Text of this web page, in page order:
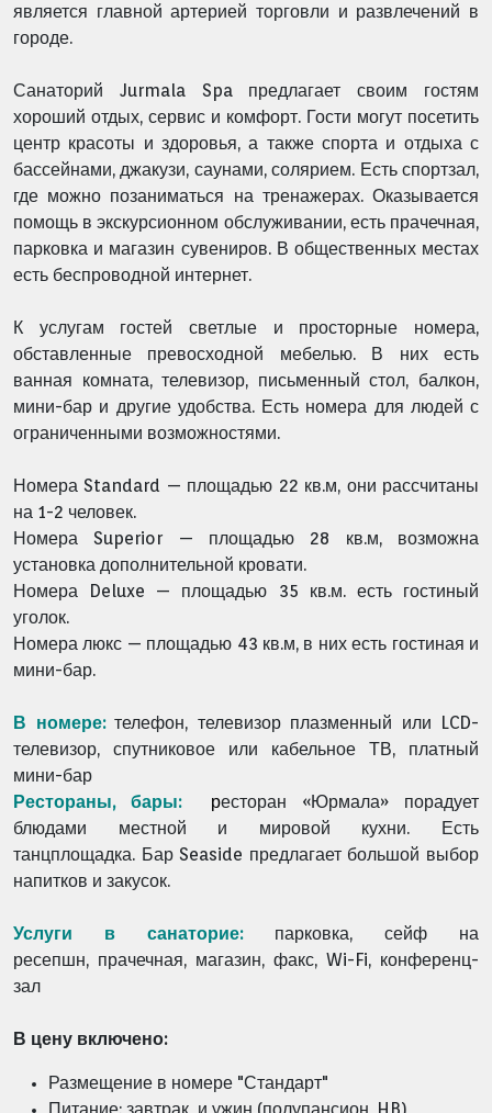
является главной артерией торговли и развлечений в
городе.
Санаторий Jurmala Spa предлагает своим гостям
хороший отдых, сервис и комфорт. Гости могут посетить
центр красоты и здоровья, а также спорта и отдыха с
бассейнами, джакузи, саунами, солярием. Есть спортзал,
где можно позаниматься на тренажерах. Оказывается
помощь в экскурсионном обслуживании, есть прачечная,
парковка и магазин сувениров. В общественных местах
есть беспроводной интернет.
К услугам гостей светлые и просторные номера,
обставленные превосходной мебелью. В них есть
ванная комната, телевизор, письменный стол, балкон,
мини-бар и другие удобства. Есть номера для людей с
ограниченными возможностями.
Номера Standard — площадью 22 кв.м, они рассчитаны
на 1-2 человек.
Номера Superior — площадью 28 кв.м, возможна
установка дополнительной кровати.
Номера Deluxe — площадью 35 кв.м. есть гостиный
уголок.
Номера люкс — площадью 43 кв.м, в них есть гостиная и
мини-бар.
В номере: телефон, телевизор плазменный или LCD-
телевизор, спутниковое или кабельное ТВ, платный
мини-бар
Рестораны, бары: ресторан «Юрмала» порадует
блюдами местной и мировой кухни. Есть
танцплощадка. Бар Seaside предлагает большой выбор
напитков и закусок.
Услуги в санаторие: парковка, сейф на
ресепшн, прачечная, магазин, факс, Wi-Fi, конференц-
зал
В цену включено:
Размещение в номере "Стандарт"